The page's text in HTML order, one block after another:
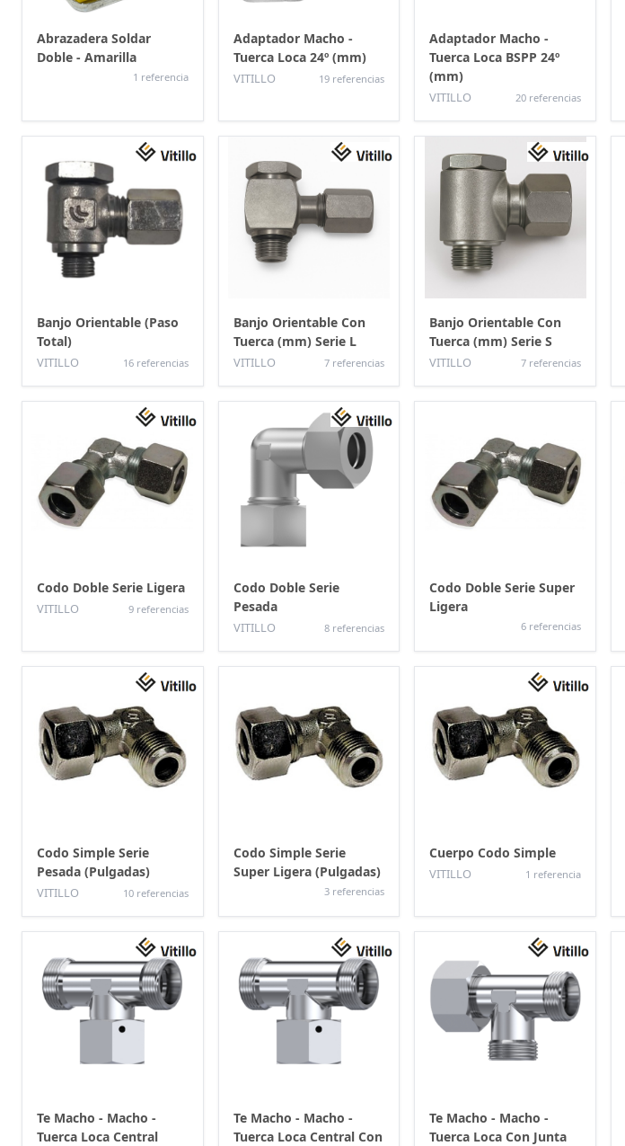
Abrazadera Soldar
Doble - Amarilla
1 referencia
Adaptador Macho -
Tuerca Loca 24º (mm)
VITILLO 19 referencias
Adaptador Macho -
Tuerca Loca BSPP 24º
(mm)
VITILLO 20 referencias
Banjo Orientable (Paso
Total)
VITILLO 16 referencias
Banjo Orientable Con
Tuerca (mm) Serie L
VITILLO 7 referencias
Banjo Orientable Con
Tuerca (mm) Serie S
VITILLO 7 referencias
Codo Doble Serie Ligera
VITILLO 9 referencias
Codo Doble Serie
Pesada
VITILLO 8 referencias
Codo Doble Serie Super
Ligera
6 referencias
Codo Simple Serie
Pesada (Pulgadas)
VITILLO 10 referencias
Codo Simple Serie
Super Ligera (Pulgadas)
3 referencias
Cuerpo Codo Simple
VITILLO 1 referencia
Te Macho - Macho -
Tuerca Loca Central
Te Macho - Macho -
Tuerca Loca Central Con
Te Macho - Macho -
Tuerca Loca Con Junta